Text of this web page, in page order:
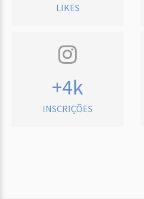
LIKES
+4k
INSCRIÇÕES